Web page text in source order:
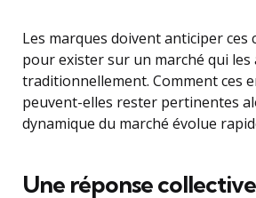
Les marques doivent anticiper ces
pour exister sur un marché qui les
traditionnellement. Comment ces
peuvent-elles rester pertinentes
dynamique du marché évolue
Une réponse